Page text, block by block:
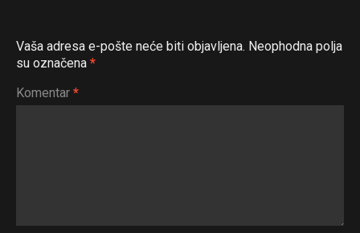
Vaša adresa e-pošte neće biti objavljena. Neophodna polja
su označena *
Komentar *